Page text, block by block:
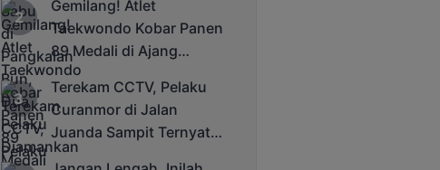
Gemilang! Atlet
Taekwondo Kobar Panen
89 Medali di Ajang
Bergengsi Rektor Unda
Cup 2025
Terekam CCTV, Pelaku
Curanmor di Jalan
Juanda Sampit Ternyata
Seorang PNS